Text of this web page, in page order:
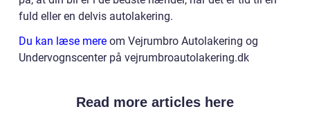
fuld eller en delvis autolakering.
Du kan læse mere om Vejrumbro Autolakering og
Undervognscenter på vejrumbroautolakering.dk
Read more articles here